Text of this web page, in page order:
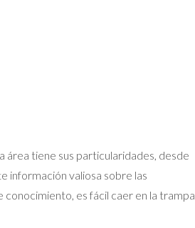
área tiene sus particularidades, desde
información valiosa sobre las
es fácil caer en la trampa